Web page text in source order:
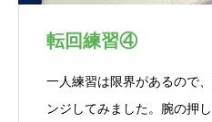
転回練習④
一人練習は限界があるので
ンジしてみました。腕の押